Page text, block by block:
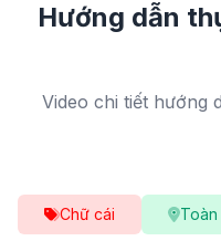
Hướng dẫn
Video chi tiết hướng
Chữ cái Toàn